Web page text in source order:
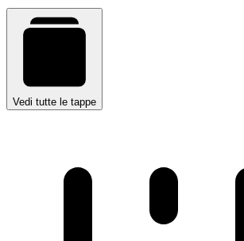
Vedi tutte le tappe